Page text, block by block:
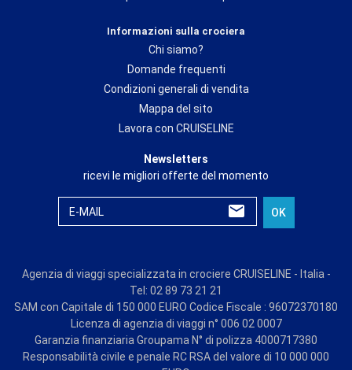
Informazioni sulla crociera
Chi siamo?
Domande frequenti
Condizioni generali di vendita
Mappa del sito
Lavora con CRUISELINE
Newsletters
ricevi le migliori offerte del momento
E-MAIL OK
Agenzia di viaggi specializzata in crociere CRUISELINE - Italia -
Tel: 02 89 73 21 21
SAM con Capitale di 150 000 EURO Codice Fiscale : 96072370180
Licenza di agenzia di viaggi n° 006 02 0007
Garanzia finanziaria Groupama N° di polizza 4000717380
Responsabilità civile e penale RC RSA del valore di 10 000 000